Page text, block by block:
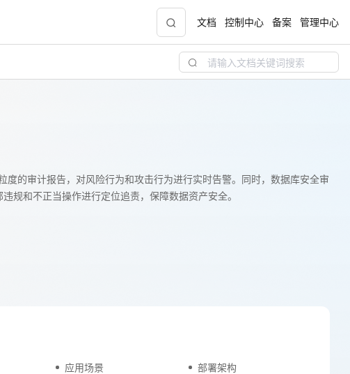
全面适配，
中小企业服务商合作专区
国家云助力中小企业腾飞，高额上云补贴重磅
文档 控制中心 备案 管理中心
的审计报告，对风险行为和攻击行为进行实时告警。同时，数据库安全审
规和不正当操作进行定位追责，保障数据资产安全。
应用场景 部署架构